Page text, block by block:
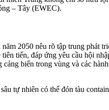
– Tây (EWEC).
2050 nêu rõ tập trung phát
tiến, đáp ứng yêu cầu hội
biển trong vùng và các
tự nhiên có thể đón tàu